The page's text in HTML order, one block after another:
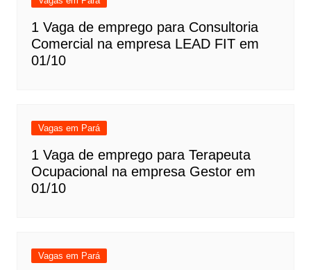
1 Vaga de emprego para Consultoria
Comercial na empresa LEAD FIT em
01/10
Vagas em Pará
1 Vaga de emprego para Terapeuta
Ocupacional na empresa Gestor em
01/10
Vagas em Pará